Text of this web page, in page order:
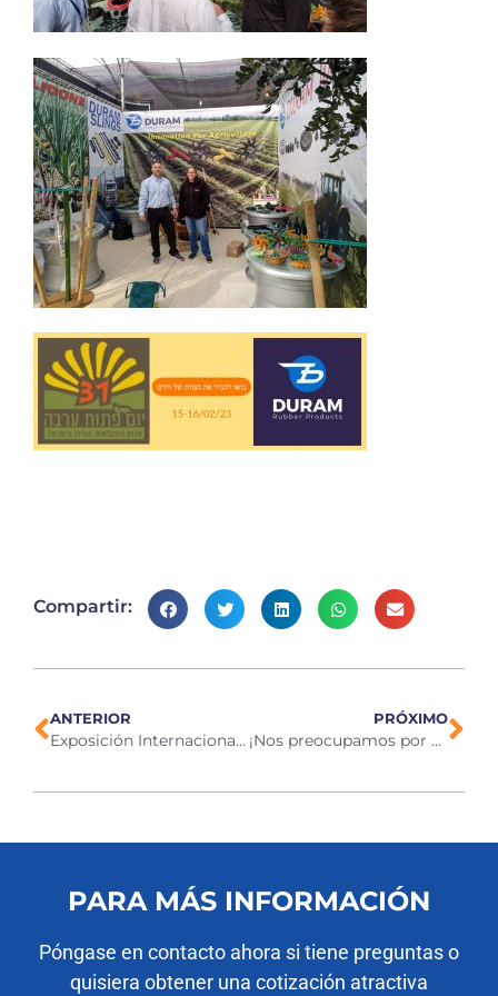
Compartir:
ANTERIOR
Exposición Internacional de Producción y Procesamiento (IPPE) 2023
PRÓXIMO
¡Nos preocupamos por nuestro medio ambiente!
PARA MÁS INFORMACIÓN
Póngase en contacto ahora si tiene preguntas o
quisiera obtener una cotización atractiva